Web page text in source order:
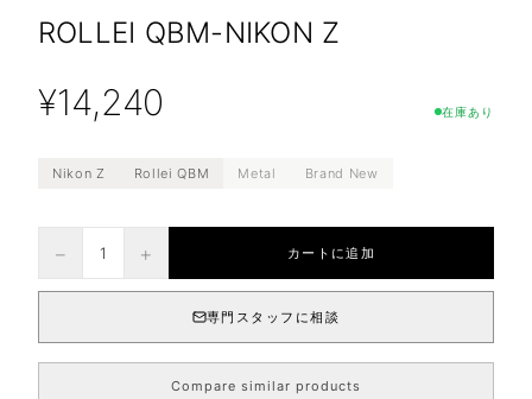
ROLLEI QBM-NIKON Z
¥14,240 在庫あり
Nikon Z Rollei QBM Metal Brand New
− 1 + カートに追加
専門スタッフに相談
Compare similar products